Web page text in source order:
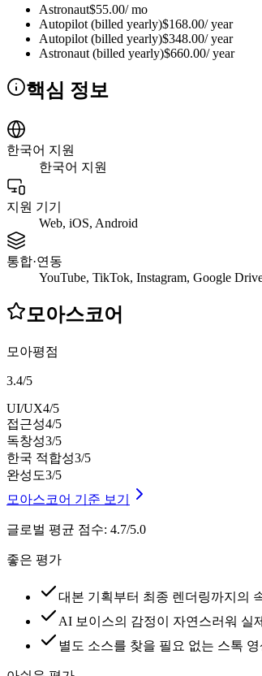
Astronaut$55.00/ mo
Autopilot (billed yearly)$168.00/ year
Autopilot (billed yearly)$348.00/ year
Astronaut (billed yearly)$660.00/ year
핵심 정보
한국어 지원
한국어 지원
지원 기기
Web, iOS, Android
통합·연동
YouTube, TikTok, Instagram, Google
모아스코어
모아평점
3.4/5
UI/UX4/5
접근성4/5
독창성3/5
한국 적합성3/5
완성도3/5
모아스코어 기준 보기
글로벌 평균 점수: 4.7/5.0
좋은 평가
대본 기획부터 최종 렌더링까지의
AI 보이스의 감정이 자연스러워 실
별도 소스를 찾을 필요 없는 스톡